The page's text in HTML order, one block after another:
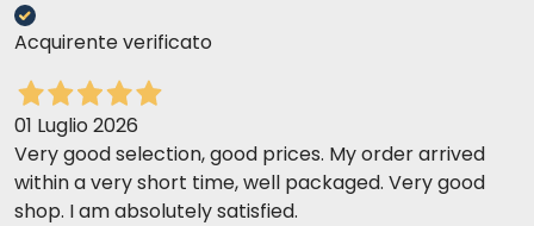
Acquirente verificato
01 Luglio 2026
Very good selection, good prices. My order arrived
within a very short time, well packaged. Very good
shop. I am absolutely satisfied.